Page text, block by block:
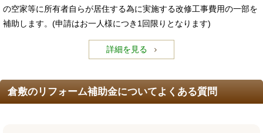
の空家等に所有者自らが居住する為に実施する改修工事費用の一部を
補助します。(申請はお一人様につき1回限りとなります)
詳細を見る
倉敷のリフォーム補助金についてよくある質問